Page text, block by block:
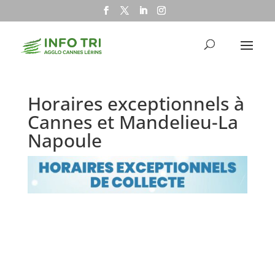
Horaires exceptionnels à
Cannes et Mandelieu-La
Napoule